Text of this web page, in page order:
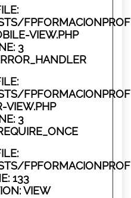
VIEW.PHP
3
VIEW.PHP
3
133
VIEW